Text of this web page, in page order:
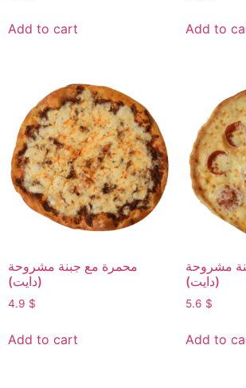
Add to cart Add to
محمرة مع جبنة مشروحة
(دايت)
4.9 $
Add to cart
مشروحة
(دايت)
5.6 $
Add to